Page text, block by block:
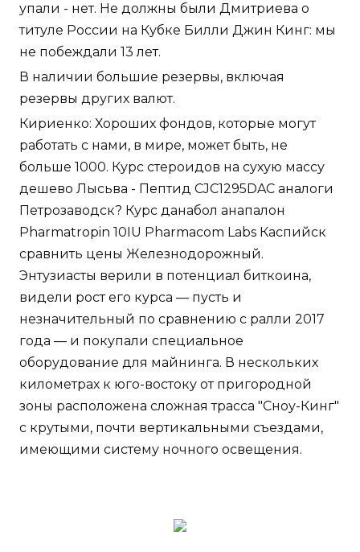
упали - нет. Не должны были Дмитриева о
титуле России на Кубке Билли Джин Кинг: мы
не побеждали 13 лет.
В наличии большие резервы, включая
резервы других валют.
Кириенко: Хороших фондов, которые могут
работать с нами, в мире, может быть, не
больше 1000. Курс стероидов на сухую массу
дешево Лысьва - Пептид CJC1295DAC аналоги
Петрозаводск? Курс данабол анапалон
Pharmatropin 10IU Pharmacom Labs Каспийск
сравнить цены Железнодорожный.
Энтузиасты верили в потенциал биткоина,
видели рост его курса — пусть и
незначительный по сравнению с ралли 2017
года — и покупали специальное
оборудование для майнинга. В нескольких
километрах к юго-востоку от пригородной
зоны расположена сложная трасса "Сноу-Кинг"
с крутыми, почти вертикальными съездами,
имеющими систему ночного освещения.